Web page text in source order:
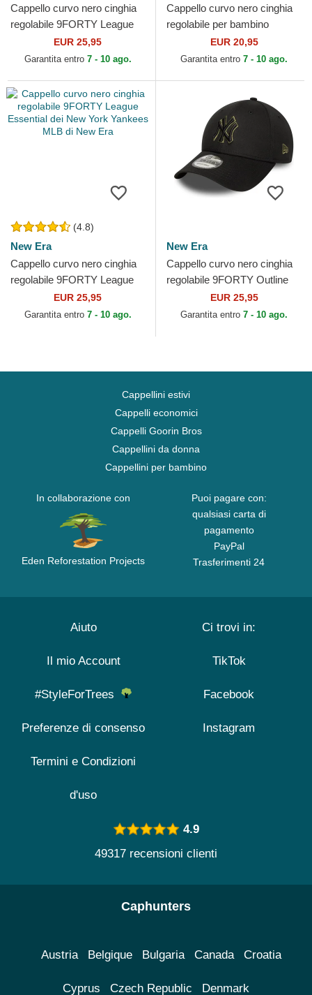
Cappello curvo nero cinghia
regolabile 9FORTY League
Essential dei New York
Yankees MLB di New Era
EUR 25,95
Garantita entro 7 - 10 ago.
Cappello curvo nero cinghia
regolabile per bambino
9FORTY League Essential
dei New York Yankees...
EUR 20,95
Garantita entro 7 - 10 ago.
(4.8)
New Era
Cappello curvo nero cinghia
regolabile 9FORTY League
Essential dei New York
Yankees MLB di New Era
EUR 25,95
Garantita entro 7 - 10 ago.
New Era
Cappello curvo nero cinghia
regolabile 9FORTY Outline
dei New York Yankees MLB
di New Era
EUR 25,95
Garantita entro 7 - 10 ago.
Cappellini estivi
Cappelli economici
Cappelli Goorin Bros
Cappellini da donna
Cappellini per bambino
In collaborazione con
Eden Reforestation Projects
Puoi pagare con:
qualsiasi carta di
pagamento
PayPal
Trasferimenti 24
Aiuto
Il mio Account
#StyleForTrees
Preferenze di consenso
Termini e Condizioni
d'uso
Ci trovi in:
TikTok
Facebook
Instagram
4.9
49317 recensioni clienti
Caphunters
Austria Belgique Bulgaria Canada Croatia
Cyprus Czech Republic Denmark